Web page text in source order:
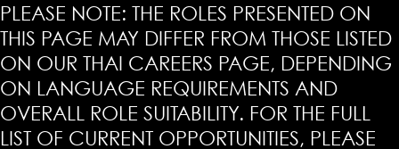
PLEASE NOTE: THE ROLES PRESENTED ON
THIS PAGE MAY DIFFER FROM THOSE LISTED
ON OUR THAI CAREERS PAGE, DEPENDING
ON LANGUAGE REQUIREMENTS AND
OVERALL ROLE SUITABILITY. FOR THE FULL
LIST OF CURRENT OPPORTUNITIES, PLEASE